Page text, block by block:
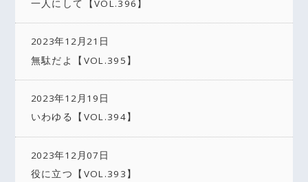
一人にして【VOL.396】
2023年12月21日
無駄だよ【VOL.395】
2023年12月19日
いわゆる【VOL.394】
2023年12月07日
役に立つ【VOL.393】